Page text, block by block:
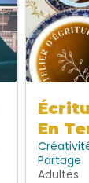
En
Partage
Adultes